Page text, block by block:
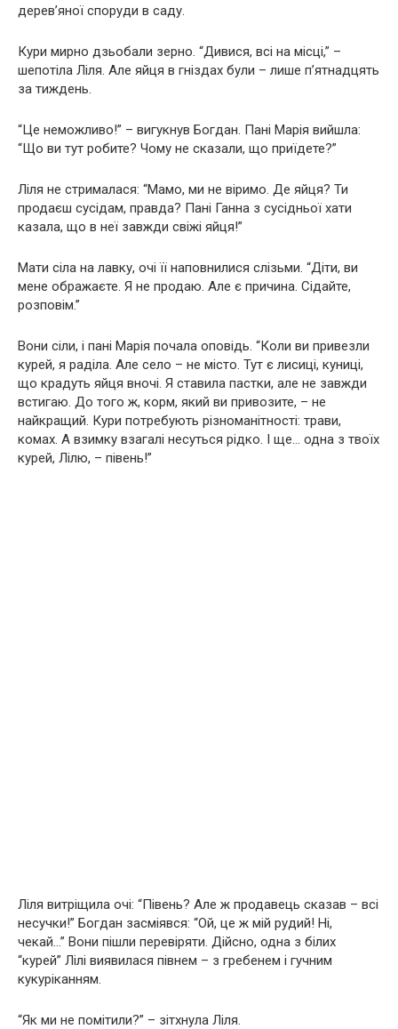
дерев’яної споруди в саду.
Кури мирно дзьобали зерно. “Дивися, всі на місці,” –
шепотіла Ліля. Але яйця в гніздах були – лише п’ятнадцять
за тиждень.
“Це неможливо!” – вигукнув Богдан. Пані Марія вийшла:
“Що ви тут робите? Чому не сказали, що приїдете?”
Ліля не стрималася: “Мамо, ми не віримо. Де яйця? Ти
продаєш сусідам, правда? Пані Ганна з сусідньої хати
казала, що в неї завжди свіжі яйця!”
Мати сіла на лавку, очі її наповнилися слізьми. “Діти, ви
мене ображаєте. Я не продаю. Але є причина. Сідайте,
розповім.”
Вони сіли, і пані Марія почала оповідь. “Коли ви привезли
курей, я раділа. Але село – не місто. Тут є лисиці, куниці,
що крадуть яйця вночі. Я ставила пастки, але не завжди
встигаю. До того ж, корм, який ви привозите, – не
найкращий. Кури потребують різноманітності: трави,
комах. А взимку взагалі несуться рідко. І ще… одна з твоїх
курей, Лілю, – півень!”
Ліля витріщила очі: “Півень? Але ж продавець сказав – всі
несучки!” Богдан засміявся: “Ой, це ж мій рудий! Ні,
чекай…” Вони пішли перевіряти. Дійсно, одна з білих
“курей” Лілі виявилася півнем – з гребенем і гучним
кукуріканням.
“Як ми не помітили?” – зітхнула Ліля.